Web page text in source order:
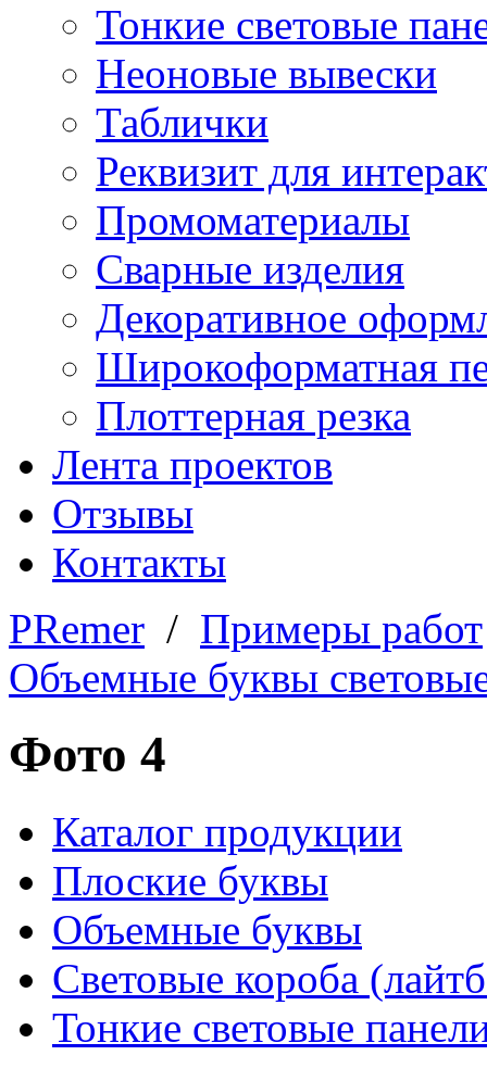
Тонкие световые
Неоновые вывески
Таблички
Реквизит для
Промоматериалы
Сварные изделия
Декоративное
Широкоформатная
Плоттерная резка
Лента проектов
Отзывы
Контакты
PRemer / Примеры работ
Объемные буквы
Фото 4
Каталог продукции
Плоские буквы
Объемные буквы
Световые короба
Тонкие световые